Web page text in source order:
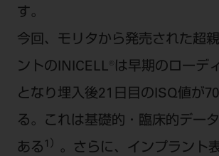
す。
今回、モリタから発売された超
ントのINICELL®は早期のローデ
となり埋入後21日目のISQ値が
る。これは基礎的・臨床的デー
ある 1）
。さらに、インプラント
IP電話・ひかり電話は繋がらない
す。
暇、年末年始を除く）
歯科医療従事者専用窓口となりま
ディーラー様におかれましては、